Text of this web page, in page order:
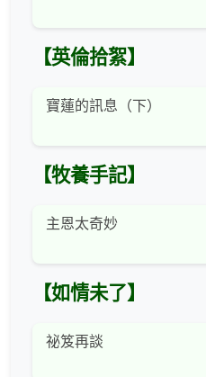
【英倫拾絮】
寶蓮的訊息（下）
【牧養手記】
主恩太奇妙
【如情未了】
祕笈再談